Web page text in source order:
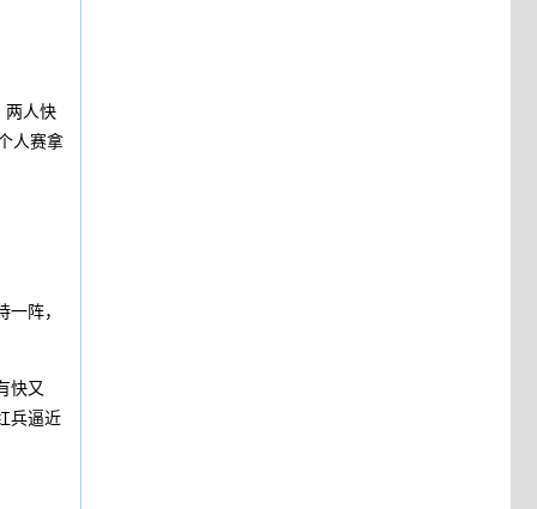
两人快
人赛拿
阵，
快又
兵逼近